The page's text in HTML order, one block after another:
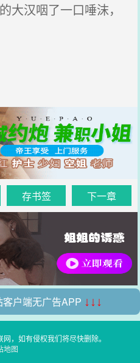
汉咽了一口唾沫，
存书签 下一章
户端无广告APP ↓↓↓
，如有侵权我们将尽快删除。
地图